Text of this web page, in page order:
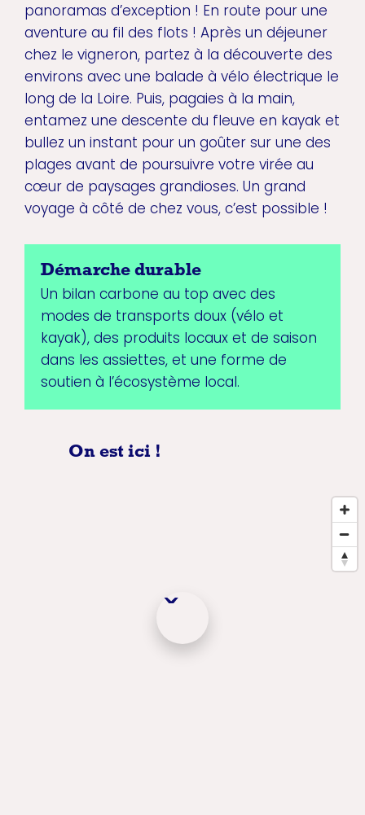
panoramas d’exception ! En route pour une
aventure au fil des flots ! Après un déjeuner
chez le vigneron, partez à la découverte des
environs avec une balade à vélo électrique le
long de la Loire. Puis, pagaies à la main,
entamez une descente du fleuve en kayak et
bullez un instant pour un goûter sur une des
plages avant de poursuivre votre virée au
cœur de paysages grandioses. Un grand
voyage à côté de chez vous, c’est possible !
Démarche durable
Un bilan carbone au top avec des
modes de transports doux (vélo et
kayak), des produits locaux et de saison
dans les assiettes, et une forme de
soutien à l’écosystème local.
On est ici !